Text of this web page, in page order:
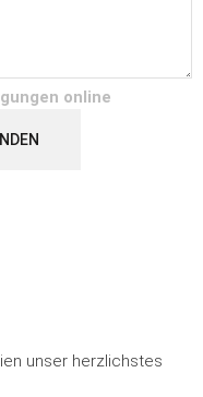
online
unser herzlichstes